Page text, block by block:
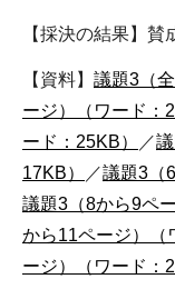
【採決の結果】賛
【資料】 議題3（
ージ）（ワード：
ード：25KB）
／
17KB）
／議題3（
議題3（8から9ペ
から11ページ）（
ージ）（ワード：